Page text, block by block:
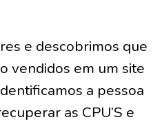
e descobrimos que
vendidos em um site
a pessoa
as CPU’S e